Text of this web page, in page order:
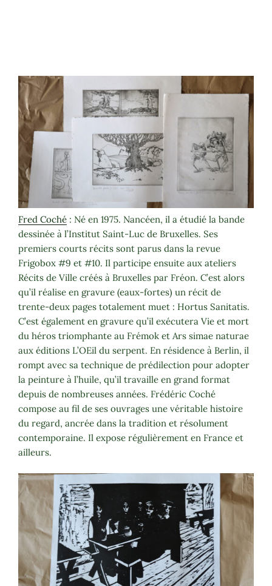
Fred Coché : Né en 1975. Nancéen, il a étudié la bande
dessinée à l’Institut Saint-Luc de Bruxelles. Ses
premiers courts récits sont parus dans la revue
Frigobox #9 et #10. Il participe ensuite aux ateliers
Récits de Ville créés à Bruxelles par Fréon. C’est alors
qu’il réalise en gravure (eaux-fortes) un récit de
trente-deux pages totalement muet : Hortus Sanitatis.
C’est également en gravure qu’il exécutera Vie et mort
du héros triomphante au Frémok et Ars simae naturae
aux éditions L’OEil du serpent. En résidence à Berlin, il
rompt avec sa technique de prédilection pour adopter
la peinture à l’huile, qu’il travaille en grand format
depuis de nombreuses années. Frédéric Coché
compose au fil de ses ouvrages une véritable histoire
du regard, ancrée dans la tradition et résolument
contemporaine. Il expose régulièrement en France et
ailleurs.